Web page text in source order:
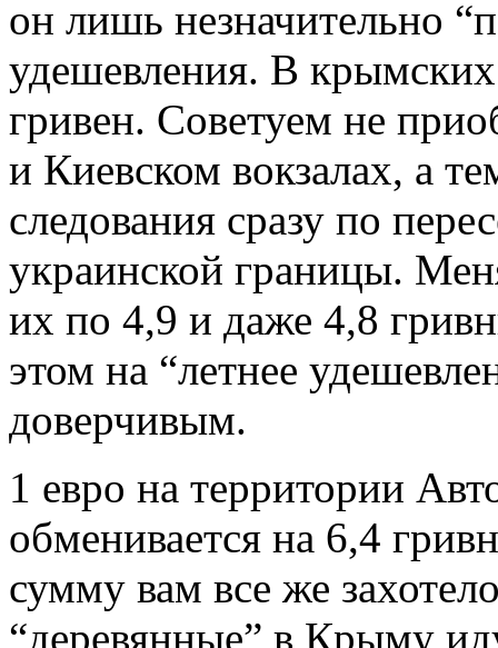
он лишь незначительно
удешевления. В
гривен. Советуем не
и Киевском вокзалах, а
следования сразу по
украинской границы.
их по 4,9 и даже 4,8
этом на “летнее
доверчивым.
1 евро на территории
обменивается на 6,4
сумму вам все же
“деревянные” в Крыму